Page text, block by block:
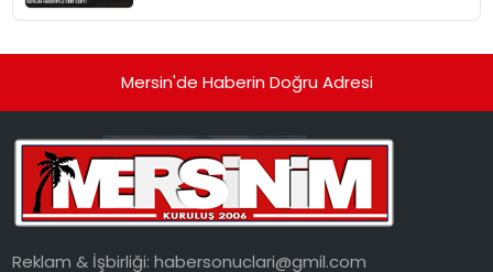
Mersin'de Haberin Doğru Adresi
Reklam & İşbirliği:habersonuclari@gmil.com